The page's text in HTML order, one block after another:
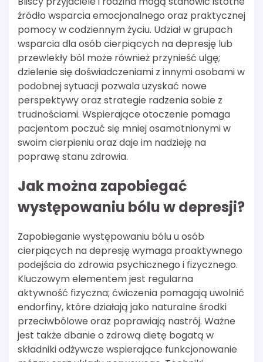
źródło wsparcia emocjonalnego oraz praktycznej
pomocy w codziennym życiu. Udział w grupach
wsparcia dla osób cierpiących na depresję lub
przewlekły ból może również przynieść ulgę;
dzielenie się doświadczeniami z innymi osobami w
podobnej sytuacji pozwala uzyskać nowe
perspektywy oraz strategie radzenia sobie z
trudnościami. Wspierające otoczenie pomaga
pacjentom poczuć się mniej osamotnionymi w
swoim cierpieniu oraz daje im nadzieję na
poprawę stanu zdrowia.
Jak można zapobiegać
występowaniu bólu w depresji?
Zapobieganie występowaniu bólu u osób
cierpiących na depresję wymaga proaktywnego
podejścia do zdrowia psychicznego i fizycznego.
Kluczowym elementem jest regularna
aktywność fizyczna; ćwiczenia pomagają uwolnić
endorfiny, które działają jako naturalne środki
przeciwbólowe oraz poprawiają nastrój. Ważne
jest także dbanie o zdrową dietę bogatą w
składniki odżywcze wspierające funkcjonowanie